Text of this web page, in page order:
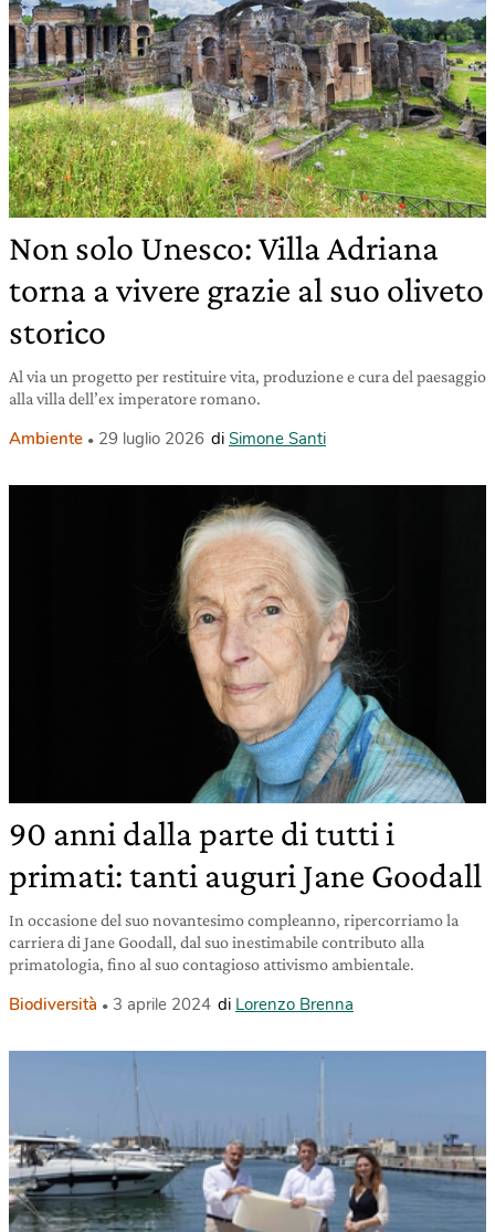
Non solo Unesco: Villa Adriana
torna a vivere grazie al suo oliveto
storico
Al via un progetto per restituire vita, produzione e cura del paesaggio
alla villa dell’ex imperatore romano.
Ambiente 29 luglio 2026 di Simone Santi
90 anni dalla parte di tutti i
primati: tanti auguri Jane Goodall
In occasione del suo novantesimo compleanno, ripercorriamo la
carriera di Jane Goodall, dal suo inestimabile contributo alla
primatologia, fino al suo contagioso attivismo ambientale.
Biodiversità 3 aprile 2024 di Lorenzo Brenna